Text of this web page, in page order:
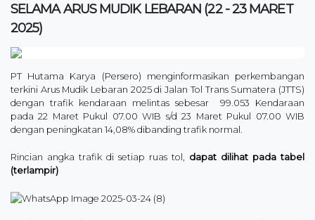
SELAMA ARUS MUDIK LEBARAN (22 - 23 MARET
2025)
PT Hutama Karya (Persero) menginformasikan perkembangan
terkini Arus Mudik Lebaran 2025 di Jalan Tol Trans Sumatera (JTTS)
dengan trafik kendaraan melintas sebesar 99.053 Kendaraan
pada 22 Maret Pukul 07.00 WIB s/d 23 Maret Pukul 07.00 WIB
dengan peningkatan 14,08% dibanding trafik normal.
Rincian angka trafik di setiap ruas tol, dapat dilihat pada tabel
(terlampir)